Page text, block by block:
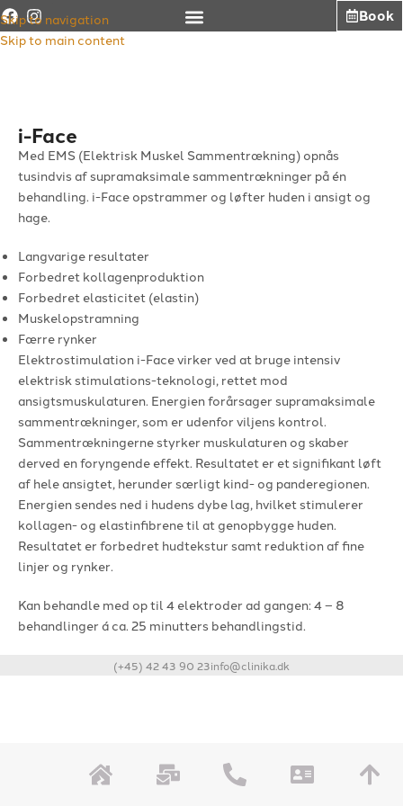
Skip to navigation
Skip to main content
Book
i-Face
Non-invasivt ansigtsløft.
i-Face
Med EMS (Elektrisk Muskel Sammentrækning) opnås
tusindvis af supramaksimale sammentrækninger på én
behandling. i-Face opstrammer og løfter huden i ansigt og
hage.
Langvarige resultater
Forbedret kollagenproduktion
Forbedret elasticitet (elastin)
Muskelopstramning
Færre rynker
Elektrostimulation i-Face virker ved at bruge intensiv
elektrisk stimulations-teknologi, rettet mod
ansigtsmuskulaturen. Energien forårsager supramaksimale
sammentrækninger, som er udenfor viljens kontrol.
Sammentrækningerne styrker muskulaturen og skaber
derved en foryngende effekt. Resultatet er et signifikant løft
af hele ansigtet, herunder særligt kind- og panderegionen.
Energien sendes ned i hudens dybe lag, hvilket stimulerer
kollagen- og elastinfibrene til at genopbygge huden.
Resultatet er forbedret hudtekstur samt reduktion af fine
linjer og rynker.
Kan behandle med op til 4 elektroder ad gangen: 4 – 8
behandlinger á ca. 25 minutters behandlingstid.
(+45) 42 43 90 23info@clinika.dk